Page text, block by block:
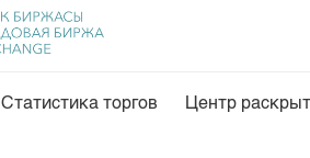
Статистика торгов Центр